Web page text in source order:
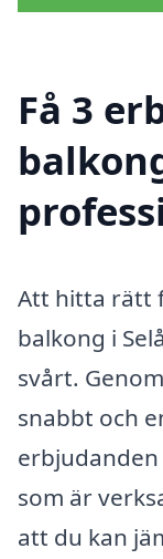
Få 3
Att hitta rätt
balkong i
svårt.
snabbt och
som är
att du kan